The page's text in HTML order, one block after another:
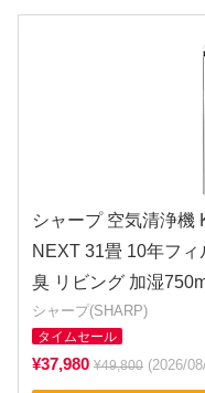
シャープ 空気清浄機
NEXT 31畳 10年フ
臭 リビング 加湿
シャープ(SHARP)
タイムセール
¥37,980 ¥49,800 (2026/